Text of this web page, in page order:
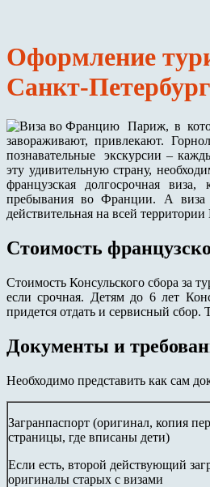
Оформление
Санкт-
Париж, в
завораживают, привлекают.
познавательные экскурсии –
эту удивительную страну,
французская долгосрочная
пребывания во Франции. А
действительная на всей
Стоимость
Стоимость Консульского сбора за
если срочная. Детям до 6 лет
придется отдать и сервисный
Документы и
Необходимо представить как сам
Загранпаспорт (оригинал, копия
страницы, где вписаны дети)
Если есть, второй действующий
оригиналы старых с визами